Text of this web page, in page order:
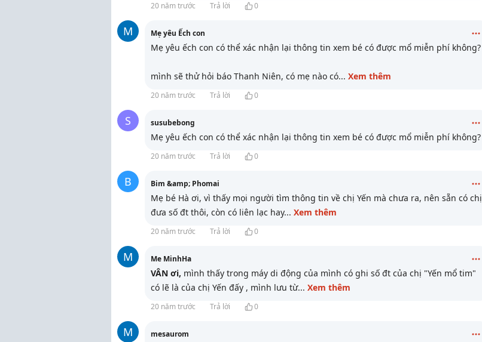
20 năm trước Trả lời 0
M Mẹ yêu Ếch con
Mẹ yêu ếch con có thể xác nhận lại thông tin xem bé có được mổ miễn phí không?
mình sẽ thử hỏi báo Thanh Niên, có mẹ nào có... Xem thêm
20 năm trước Trả lời 0
S susubebong
Mẹ yêu ếch con có thể xác nhận lại thông tin xem bé có được mổ miễn phí không?
20 năm trước Trả lời 0
B Bim &amp; Phomai
Mẹ bé Hà ơi, vì thấy mọi người tìm thông tin về chị Yến mà chưa ra, nên sẵn có chị
đưa số đt thôi, còn có liên lạc hay... Xem thêm
20 năm trước Trả lời 0
M Me MinhHa
VÂN ơi, mình thấy trong máy di động của mình có ghi số đt của chị "Yến mổ tim"
có lẽ là của chị Yến đấy , mình lưu từ... Xem thêm
20 năm trước Trả lời 0
M mesaurom